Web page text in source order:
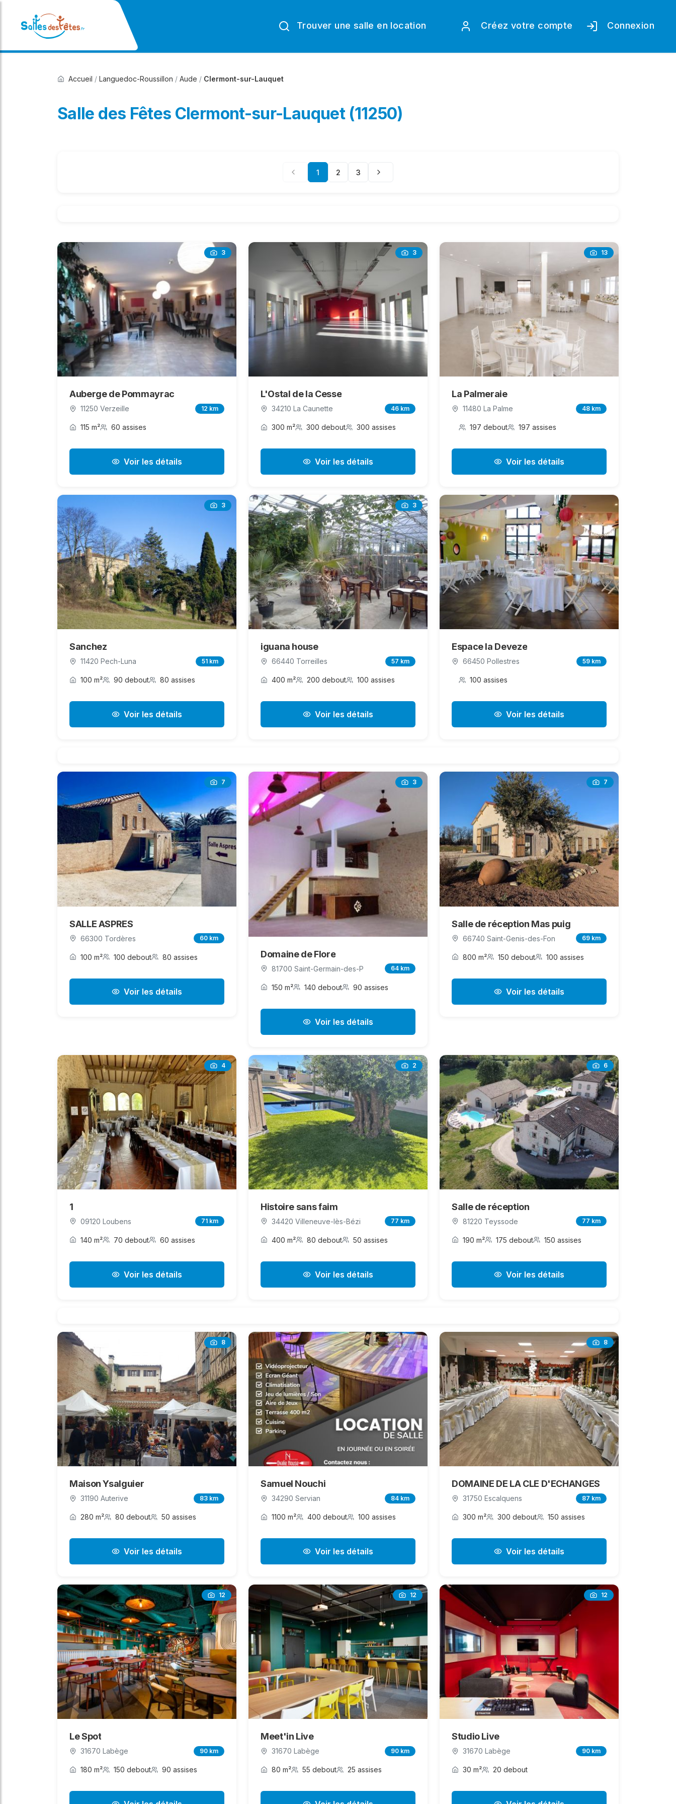
Trouver une salle en location Créez votre compte Connexion
Accueil / Languedoc-Roussillon / Aude / Clermont-sur-Lauquet
Salle des Fêtes Clermont-sur-Lauquet (11250)
1 2 3
3
Auberge de Pommayrac
11250 Verzeille 12 km
115 m² 60 assises
Voir les détails
3
L'Ostal de la Cesse
34210 La Caunette 46 km
300 m² 300 debout 300 assises
Voir les détails
13
La Palmeraie
11480 La Palme 48 km
197 debout 197 assises
Voir les détails
3
Sanchez
11420 Pech-Luna 51 km
100 m² 90 debout 80 assises
Voir les détails
3
iguana house
66440 Torreilles 57 km
400 m² 200 debout 100 assises
Voir les détails
Espace la Deveze
66450 Pollestres 59 km
100 assises
Voir les détails
7
SALLE ASPRES
66300 Tordères 60 km
100 m² 100 debout 80 assises
Voir les détails
3
Domaine de Flore
81700 Saint-Germain-des-P 64 km
150 m² 140 debout 90 assises
Voir les détails
7
Salle de réception Mas puig
66740 Saint-Genis-des-Fon 69 km
800 m² 150 debout 100 assises
Voir les détails
4
1
09120 Loubens 71 km
140 m² 70 debout 60 assises
Voir les détails
2
Histoire sans faim
34420 Villeneuve-lès-Bézi 77 km
400 m² 80 debout 50 assises
Voir les détails
6
Salle de réception
81220 Teyssode 77 km
190 m² 175 debout 150 assises
Voir les détails
8
Maison Ysalguier
31190 Auterive 83 km
280 m² 80 debout 50 assises
Voir les détails
Samuel Nouchi
34290 Servian 84 km
1100 m² 400 debout 100 assises
Voir les détails
8
DOMAINE DE LA CLE D'ECHANGES
31750 Escalquens 87 km
300 m² 300 debout 150 assises
Voir les détails
12
Le Spot
31670 Labège 90 km
180 m² 150 debout 90 assises
12
Meet'in Live
31670 Labège 90 km
80 m² 55 debout 25 assises
12
Studio Live
31670 Labège 90 km
30 m² 20 debout